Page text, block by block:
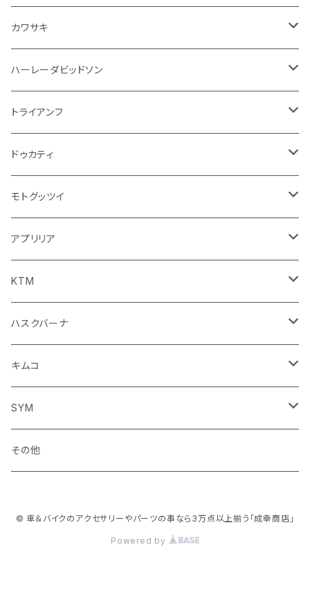
インテリアパネル
ドリンクホルダー
携帯・スマホホルダー
ステッカー
ダッシュボード
外装系
スポイラー系
シートカバー
その他
エアフィルター
ドア回り
エンジン系
オイル系
その他
フロントガラス回り
ワイパー
リアガラス回り
ライト系
フォグランプ
ミラー系
足回り
サスペンション
電装系
ウインカー
モーター系
ミラー
ブレーキ系
クラッチブレーキレバー
駆動系
その他
フェンダー系
足回り
サスペンション
カワサキ
ミラー
ハンドル系
足回り
サスペンション
タンク系
キャップ
ブレーキ系
ブレーキ・クラッチレバー
ハーレーダビッドソン
ミラー
トライアンフ
ミラー
ドゥカティ
ミラー
その他
ブレーキ系
ブレーキクラッチレバー
フェンダー系
モトグッツイ
ミラー
アプリリア
ミラー
ブレーキ系
クラッチブレーキレバー
フェンダー系
KTM
ミラー
ハスクバーナ
ミラー
キムコ
ミラー
SYM
ミラー
その他
© 車＆バイクのアクセサリーやパーツの事なら3万点以上揃う「成幸商店」
Powered by